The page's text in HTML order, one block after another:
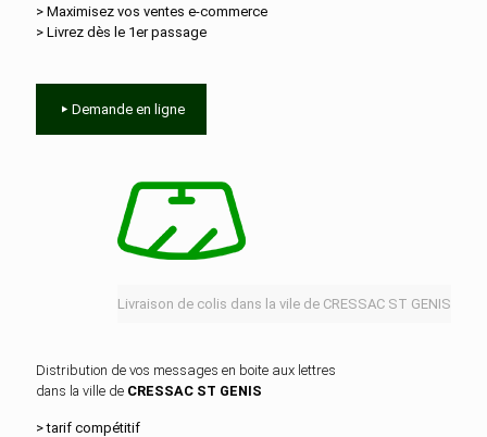
> Maximisez vos ventes e‑commerce
> Livrez dès le 1er passage
Demande en ligne
Livraison de colis dans la vile de CRESSAC ST GENIS
Distribution de vos messages en boite aux lettres
dans la ville de CRESSAC ST GENIS
> tarif compétitif